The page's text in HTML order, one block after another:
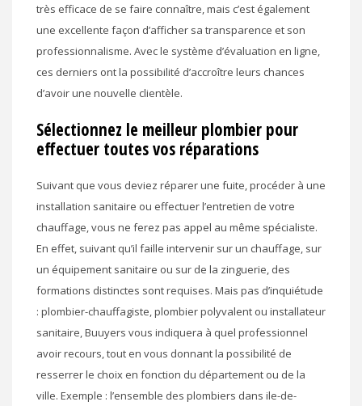
très efficace de se faire connaître, mais c’est également
une excellente façon d’afficher sa transparence et son
professionnalisme. Avec le système d’évaluation en ligne,
ces derniers ont la possibilité d’accroître leurs chances
d’avoir une nouvelle clientèle.
Sélectionnez le meilleur plombier pour
effectuer toutes vos réparations
Suivant que vous deviez réparer une fuite, procéder à une
installation sanitaire ou effectuer l’entretien de votre
chauffage, vous ne ferez pas appel au même spécialiste.
En effet, suivant qu’il faille intervenir sur un chauffage, sur
un équipement sanitaire ou sur de la zinguerie, des
formations distinctes sont requises. Mais pas d’inquiétude
: plombier-chauffagiste, plombier polyvalent ou installateur
sanitaire, Buuyers vous indiquera à quel professionnel
avoir recours, tout en vous donnant la possibilité de
resserrer le choix en fonction du département ou de la
ville. Exemple : l’ensemble des plombiers dans ile-de-